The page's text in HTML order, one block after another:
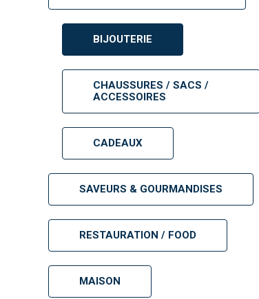
BIJOUTERIE
CHAUSSURES / SACS /
ACCESSOIRES
CADEAUX
SAVEURS & GOURMANDISES
RESTAURATION / FOOD
MAISON